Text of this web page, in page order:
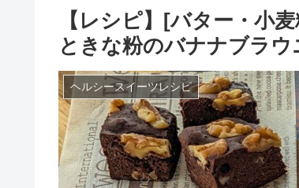
【レシピ】[バター・小
ときな粉のバナナブラウ
ヘルシースイーツレシピ